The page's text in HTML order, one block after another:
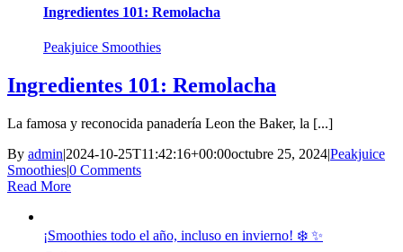
Ingredientes 101: Remolacha
Peakjuice Smoothies
Ingredientes 101: Remolacha
La famosa y reconocida panadería Leon the Baker, la [...]
By admin|2024-10-25T11:42:16+00:00octubre 25, 2024|Peakjuice
Smoothies|0 Comments
Read More
¡Smoothies todo el año, incluso en invierno! ❄️ ✨